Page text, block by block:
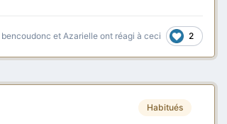
bencoudonc et Azarielle ont réagi à ceci 2
Habitués